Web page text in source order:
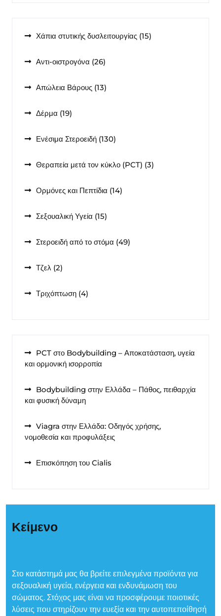
Χάπια στυτικής δυσλειτουργίας 1515
Αντι-οιστρογόνα 2626
Απώλεια Βάρους 1313
Δέρμα 1919
Ενέσιμα Στεροειδή 130130
Θεραπεία μετά τον κύκλο (PCT) 33
Ορμόνες και Πεπτίδια 1414
Σεξουαλική Υγεία 1515
Στεροειδή από το στόμα 4949
Τζελ 22
Τριχόπτωση 44
PCT στο Bodybuilding – Αποκατάσταση, υγεία
και ορμονική ισορροπία
Bodybuilding στην Ελλάδα – Πάθος, πειθαρχία
και φυσική δύναμη
Viagra στην Ελλάδα: Οδηγός χρήσης,
νομοθεσία και προφυλάξεις
Επισκόπηση του Cialis
Κείμενο
Στο κατάστημά μας θα βρείτε επιλεγμένα προϊόντα για
σεξουαλική υγεία, ενέργεια και ενδυνάμωση του
σώματος. Στόχος μας είναι να προσφέρουμε ποιοτικές
λύσεις που στηρίζουν την ευεξία και την αυτοπεποίθησή